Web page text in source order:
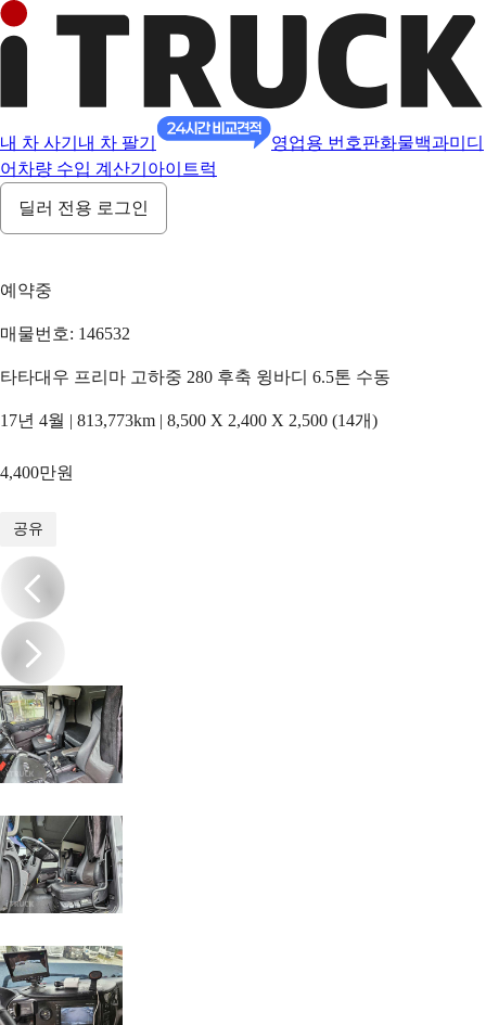
내 차 사기 내 차 팔기 영업용 번호판화물백과미디
어 차량 수입 계산기 아이트럭
딜러 전용 로그인
예약중
매물번호: 146532
타타대우 프리마 고하중 280 후축 윙바디 6.5톤 수동
17년 4월 | 813,773km | 8,500 X 2,400 X 2,500 (14개)
4,400만원
공유
/19